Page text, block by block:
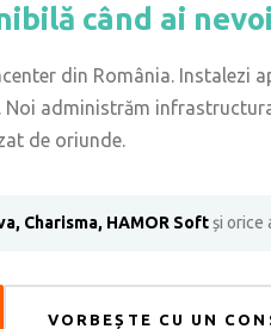
când ai
din România. Instalezi
administrăm
de oriunde.
Charisma, HAMOR Softși orice
VORBEȘTE CU UN